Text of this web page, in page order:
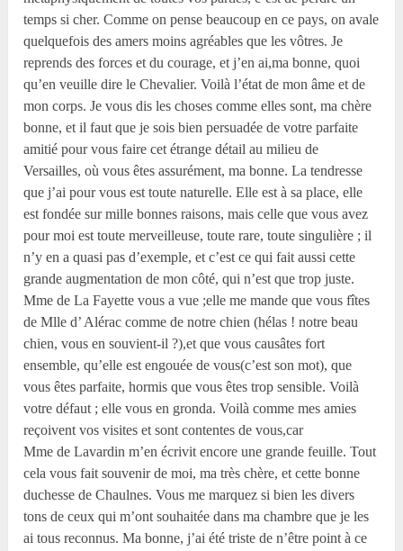
temps si cher. Comme on pense beaucoup en ce pays, on avale
quelquefois des amers moins agréables que les vôtres. Je
reprends des forces et du courage, et j’en ai,ma bonne, quoi
qu’en veuille dire le Chevalier. Voilà l’état de mon âme et de
mon corps. Je vous dis les choses comme elles sont, ma chère
bonne, et il faut que je sois bien persuadée de votre parfaite
amitié pour vous faire cet étrange détail au milieu de
Versailles, où vous êtes assurément, ma bonne. La tendresse
que j’ai pour vous est toute naturelle. Elle est à sa place, elle
est fondée sur mille bonnes raisons, mais celle que vous avez
pour moi est toute merveilleuse, toute rare, toute singulière ; il
n’y en a quasi pas d’exemple, et c’est ce qui fait aussi cette
grande augmentation de mon côté, qui n’est que trop juste.
Mme de La Fayette vous a vue ;elle me mande que vous fîtes
de Mlle d’ Alérac comme de notre chien (hélas ! notre beau
chien, vous en souvient-il ?),et que vous causâtes fort
ensemble, qu’elle est engouée de vous(c’est son mot), que
vous êtes parfaite, hormis que vous êtes trop sensible. Voilà
votre défaut ; elle vous en gronda. Voilà comme mes amies
reçoivent vos visites et sont contentes de vous,car
Mme de Lavardin m’en écrivit encore une grande feuille. Tout
cela vous fait souvenir de moi, ma très chère, et cette bonne
duchesse de Chaulnes. Vous me marquez si bien les divers
tons de ceux qui m’ont souhaitée dans ma chambre que je les
ai tous reconnus. Ma bonne, j’ai été triste de n’être point à ce